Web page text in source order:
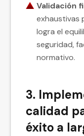
Validación
exhaustivas
logra el
seguridad,
normativo.
3.
calidad
éxito a